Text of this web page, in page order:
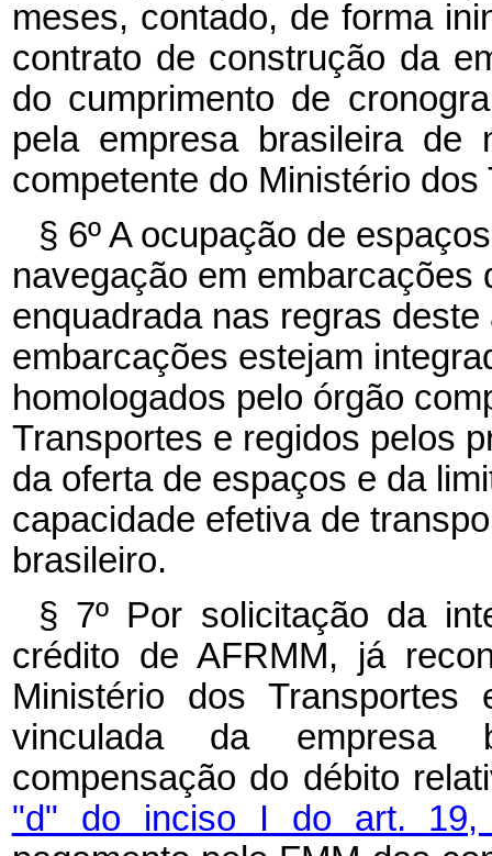
meses, contado, de forma
contrato de construção da
do cumprimento de
pela empresa brasileira de
competente do Ministério dos
§ 6ºA ocupação de
navegação em embarcações
enquadrada nas regras
embarcações estejam
homologados pelo órgão
Transportes e regidos pelos
da oferta de espaços e da
capacidade efetiva de
brasileiro.
§ 7º Por solicitação da
crédito de AFRMM, já
Ministério dos
vinculada da empresa
compensação do débito
"d" do inciso I do art.